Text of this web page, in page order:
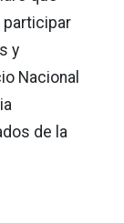
participar
y
Nacional
de la